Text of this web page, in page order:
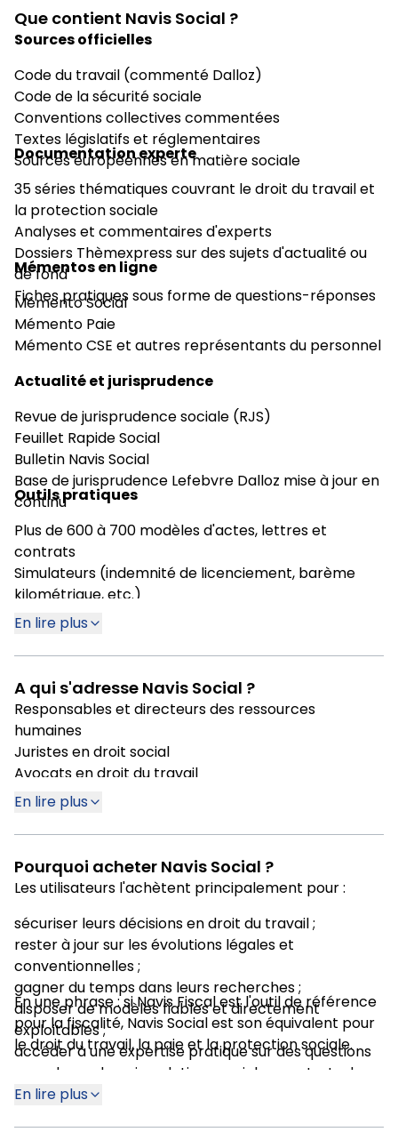
Que contient Navis Social ?
Sources officielles
Code du travail (commenté Dalloz)
Code de la sécurité sociale
Conventions collectives commentées
Textes législatifs et réglementaires
Sources européennes en matière sociale
Documentation experte
35 séries thématiques couvrant le droit du travail et
la protection sociale
Analyses et commentaires d'experts
Dossiers Thèmexpress sur des sujets d'actualité ou
de fond
Fiches pratiques sous forme de questions-réponses
Mémentos en ligne
Mémento Social
Mémento Paie
Mémento CSE et autres représentants du personnel
Actualité et jurisprudence
Revue de jurisprudence sociale (RJS)
Feuillet Rapide Social
Bulletin Navis Social
Base de jurisprudence Lefebvre Dalloz mise à jour en
continu
Outils pratiques
Plus de 600 à 700 modèles d'actes, lettres et
contrats
Simulateurs (indemnité de licenciement, barème
kilométrique, etc.)
Indices et taux sociaux
Service de renseignement juridique et Appel Expert
selon les offres
En lire plus
A qui s'adresse Navis Social ?
Responsables et directeurs des ressources
humaines
Juristes en droit social
Avocats en droit du travail
Experts-comptables et gestionnaires de paie
Représentants du personnel et CSE
Directions générales confrontées aux enjeux sociaux
En lire plus
Pourquoi acheter Navis Social ?
Les utilisateurs l'achètent principalement pour :
sécuriser leurs décisions en droit du travail ;
rester à jour sur les évolutions légales et
conventionnelles ;
gagner du temps dans leurs recherches ;
disposer de modèles fiables et directement
exploitables ;
accéder à une expertise pratique sur des questions
complexes de paie, relations sociales, contrats de
travail ou protection sociale.
En une phrase : si Navis Fiscal est l'outil de référence
pour la fiscalité, Navis Social est son équivalent pour
le droit du travail, la paie et la protection sociale.
En lire plus